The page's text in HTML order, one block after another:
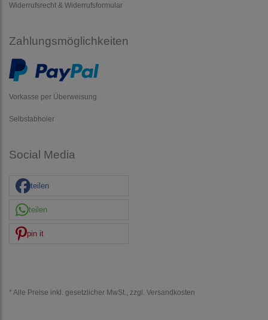
Widerrufsrecht & Widerrufsformular
Zahlungsmöglichkeiten
Vorkasse per Überweisung
Selbstabholer
Social Media
teilen
teilen
pin it
* Alle Preise inkl. gesetzlicher MwSt., zzgl. Versandkosten